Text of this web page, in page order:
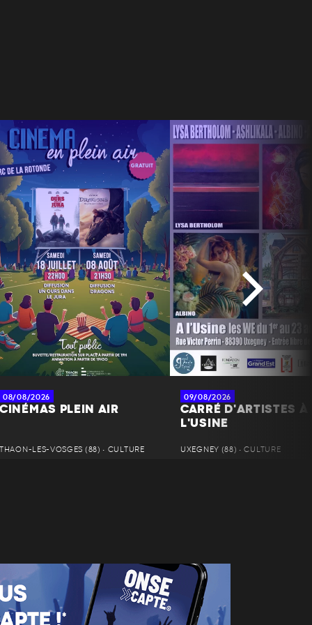
08/08/2026
CINÉMAS PLEIN AIR
THAON-LES-VOSGES (88) • CULTURE
09/08/2026
CARRÉ D'ARTISTES À
L'USINE
UXEGNEY (88) • CULTURE